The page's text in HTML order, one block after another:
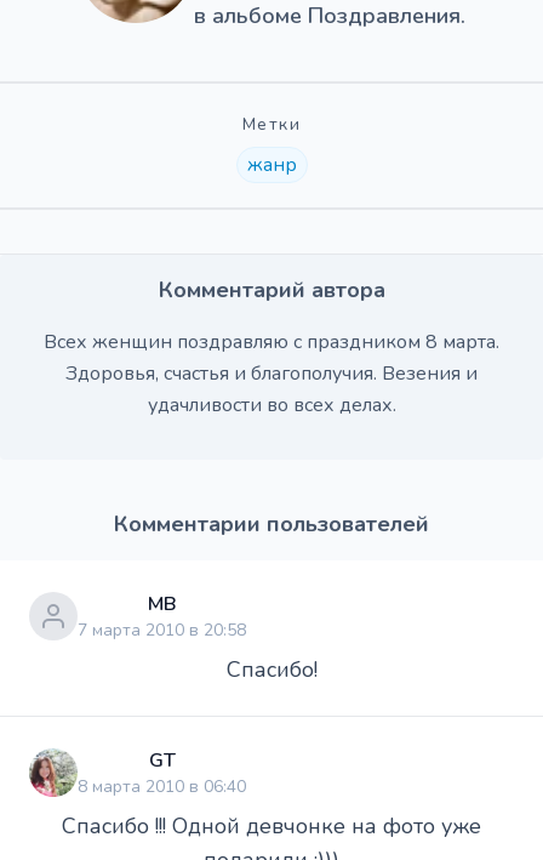
в альбоме Поздравления.
Метки
жанр
Комментарий автора
Всех женщин поздравляю с праздником 8 марта.
Здоровья, счастья и благополучия. Везения и
удачливости во всех делах.
Комментарии пользователей
МВ
7 марта 2010 в 20:58
Спасибо!
GT
8 марта 2010 в 06:40
Спасибо !!! Одной девчонке на фото уже